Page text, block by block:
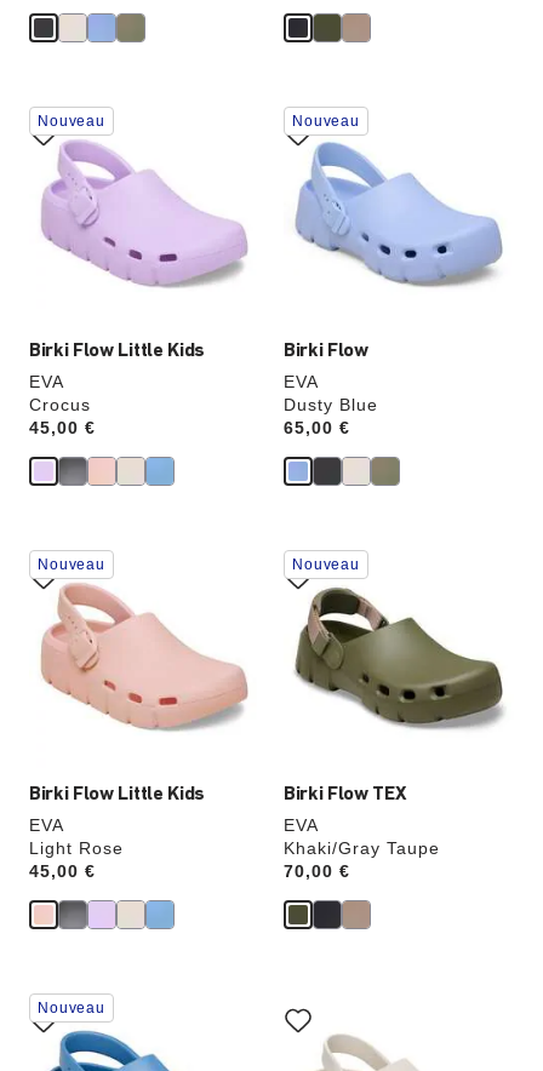
Birki Flow Little Kids
EVA
Crocus
Price:
45,00 €
Cliquer
sur
les
échantillons
couleurs
modifiera
l’image
Nouveau
Birki Flow
EVA
Dusty Blue
Price:
65,00 €
Cliquer
sur
les
échantillons
couleurs
modifiera
l’image
Nouveau
Birki Flow Little Kids
EVA
Light Rose
Price:
45,00 €
Cliquer
sur
les
échantillons
couleurs
modifiera
l’image
Nouveau
Birki Flow TEX
EVA
Khaki/Gray Taupe
Price:
70,00 €
Cliquer
sur
les
échantillons
couleurs
modifiera
l’image
Nouveau
Cliquer
sur
les
échantillons
Nouveau
sur
les
échantillons